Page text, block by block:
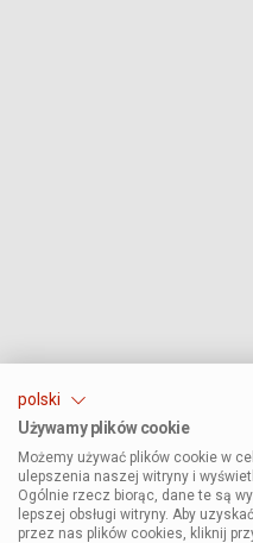
polski
Używamy plików cookie
Możemy używać plików cookie w
ulepszenia naszej witryny i
Ogólnie rzecz biorąc, dane te są
lepszej obsługi witryny. Aby
przez nas plików cookies, kliknij